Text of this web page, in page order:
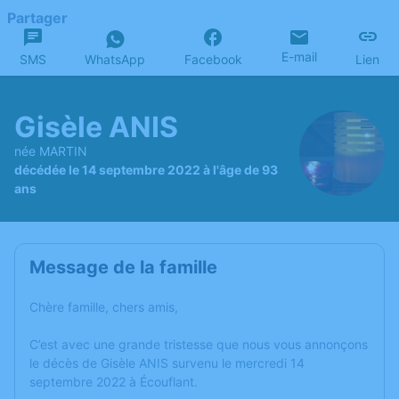
Partager
SMS WhatsApp Facebook E-mail Lien
Gisèle ANIS
née MARTIN
décédée le 14 septembre 2022 à l'âge de 93
ans
Message de la famille
Chère famille, chers amis,
C’est avec une grande tristesse que nous vous annonçons
le décès de Gisèle ANIS survenu le mercredi 14
septembre 2022 à Écouflant.